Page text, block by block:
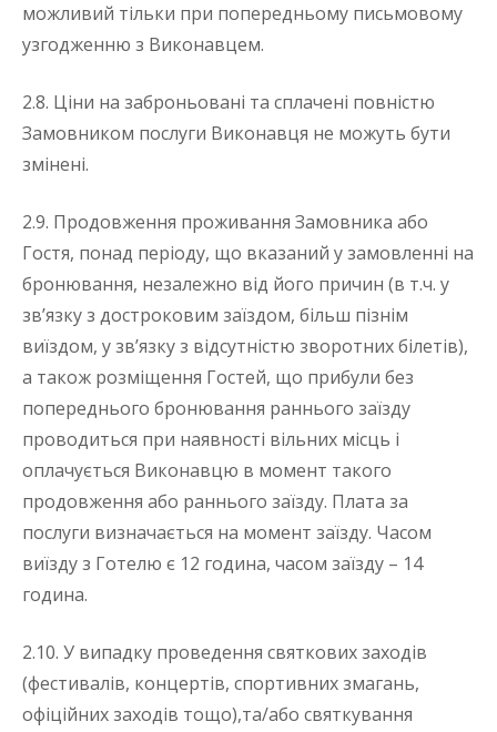
можливий тільки при попередньому письмовому
узгодженню з Виконавцем.
2.8. Ціни на заброньовані та сплачені повністю
Замовником послуги Виконавця не можуть бути
змінені.
2.9. Продовження проживання Замовника або
Гостя, понад періоду, що вказаний у замовленні на
бронювання, незалежно від його причин (в т.ч. у
зв’язку з достроковим заїздом, більш пізнім
виїздом, у зв’язку з відсутністю зворотних білетів),
а також розміщення Гостей, що прибули без
попереднього бронювання раннього заїзду
проводиться при наявності вільних місць і
оплачується Виконавцю в момент такого
продовження або раннього заїзду. Плата за
послуги визначається на момент заїзду. Часом
виїзду з Готелю є 12 година, часом заїзду – 14
година.
2.10. У випадку проведення святкових заходів
(фестивалів, концертів, спортивних змагань,
офіційних заходів тощо),та/або святкування